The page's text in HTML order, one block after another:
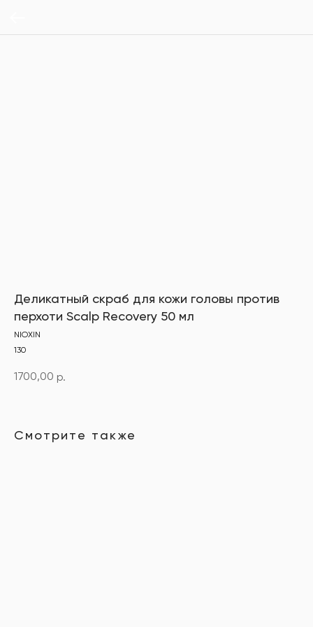
Деликатный скраб для кожи головы против
перхоти Scalp Recovery 50 мл
NIOXIN
130
1700,00 р.
Смотрите также